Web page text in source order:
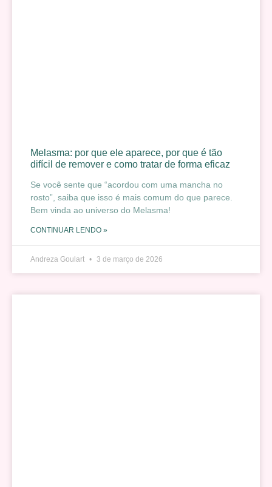
Melasma: por que ele aparece, por que é tão
difícil de remover e como tratar de forma eficaz
Se você sente que “acordou com uma mancha no
rosto”, saiba que isso é mais comum do que parece.
Bem vinda ao universo do Melasma!
CONTINUAR LENDO »
Andreza Goulart 3 de março de 2026